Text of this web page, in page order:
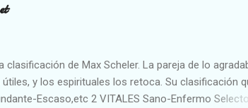
clasificación de Max Scheler. La pareja de lo
y los espirituales los retoca. Su clasificación
Escaso,etc 2 VITALES Sano-Enfermo